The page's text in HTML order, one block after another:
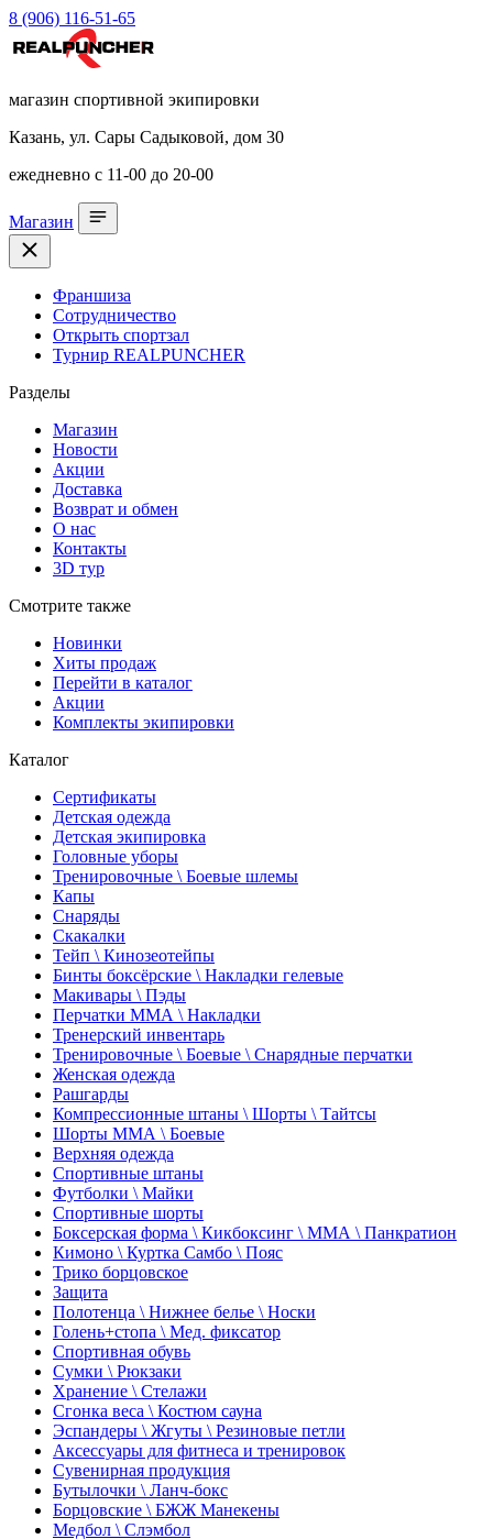
8 (906) 116-51-65
магазин спортивной экипировки
Казань, ул. Сары Садыковой, дом 30
ежедневно с 11-00 до 20-00
Магазин
Франшиза
Сотрудничество
Открыть спортзал
Турнир REALPUNCHER
Разделы
Магазин
Новости
Акции
Доставка
Возврат и обмен
О нас
Контакты
3D тур
Смотрите также
Новинки
Хиты продаж
Перейти в каталог
Акции
Комплекты экипировки
Каталог
Сертификаты
Детская одежда
Детская экипировка
Головные уборы
Тренировочные \ Боевые шлемы
Капы
Снаряды
Скакалки
Тейп \ Кинозеотейпы
Бинты боксёрские \ Накладки гелевые
Макивары \ Пэды
Перчатки ММА \ Накладки
Тренерский инвентарь
Тренировочные \ Боевые \ Снарядные перчатки
Женская одежда
Рашгарды
Компрессионные штаны \ Шорты \ Тайтсы
Шорты ММА \ Боевые
Верхняя одежда
Спортивные штаны
Футболки \ Майки
Спортивные шорты
Боксерская форма \ Кикбоксинг \ ММА \ Панкратион
Кимоно \ Куртка Самбо \ Пояс
Трико борцовское
Защита
Полотенца \ Нижнее белье \ Носки
Голень+стопа \ Мед. фиксатор
Спортивная обувь
Сумки \ Рюкзаки
Хранение \ Стелажи
Сгонка веса \ Костюм сауна
Эспандеры \ Жгуты \ Резиновые петли
Аксессуары для фитнеса и тренировок
Сувенирная продукция
Бутылочки \ Ланч-бокс
Борцовские \ БЖЖ Манекены
Медбол \ Слэмбол